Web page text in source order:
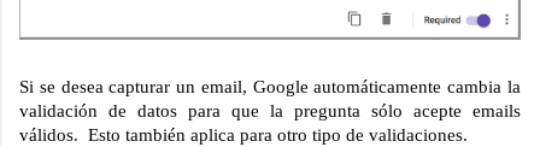
Si se desea capturar un email, Google automáticamente cambia la
validación de datos para que la pregunta sólo acepte emails
válidos.  Esto también aplica para otro tipo de validaciones.